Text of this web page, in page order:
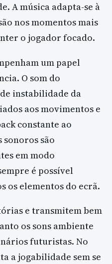
A música adapta-se à
nos momentos mais
o jogador focado.
um papel
O som do
instabilidade da
aos movimentos e
constante ao
sonoros são
em modo
é possível
os elementos do ecrã.
e transmitem bem
os sons ambiente
futuristas. No
a jogabilidade sem se